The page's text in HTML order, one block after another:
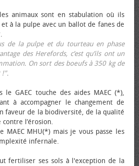
animaux sont en stabulation où ils
à la pulpe avec un ballot de fanes de
de la pulpe et du tourteau en phase
des Herefords, c’est qu’ils ont un
On sort des bœufs à 350 kg de
!".
le GAEC touche des aides MAEC (*),
à accompagner le changement de
faveur de la biodiversité, de la qualité
l’érosion.
MAEC MHU(*) mais je vous passe les
infernale.
fertiliser ses sols à l'exception de la